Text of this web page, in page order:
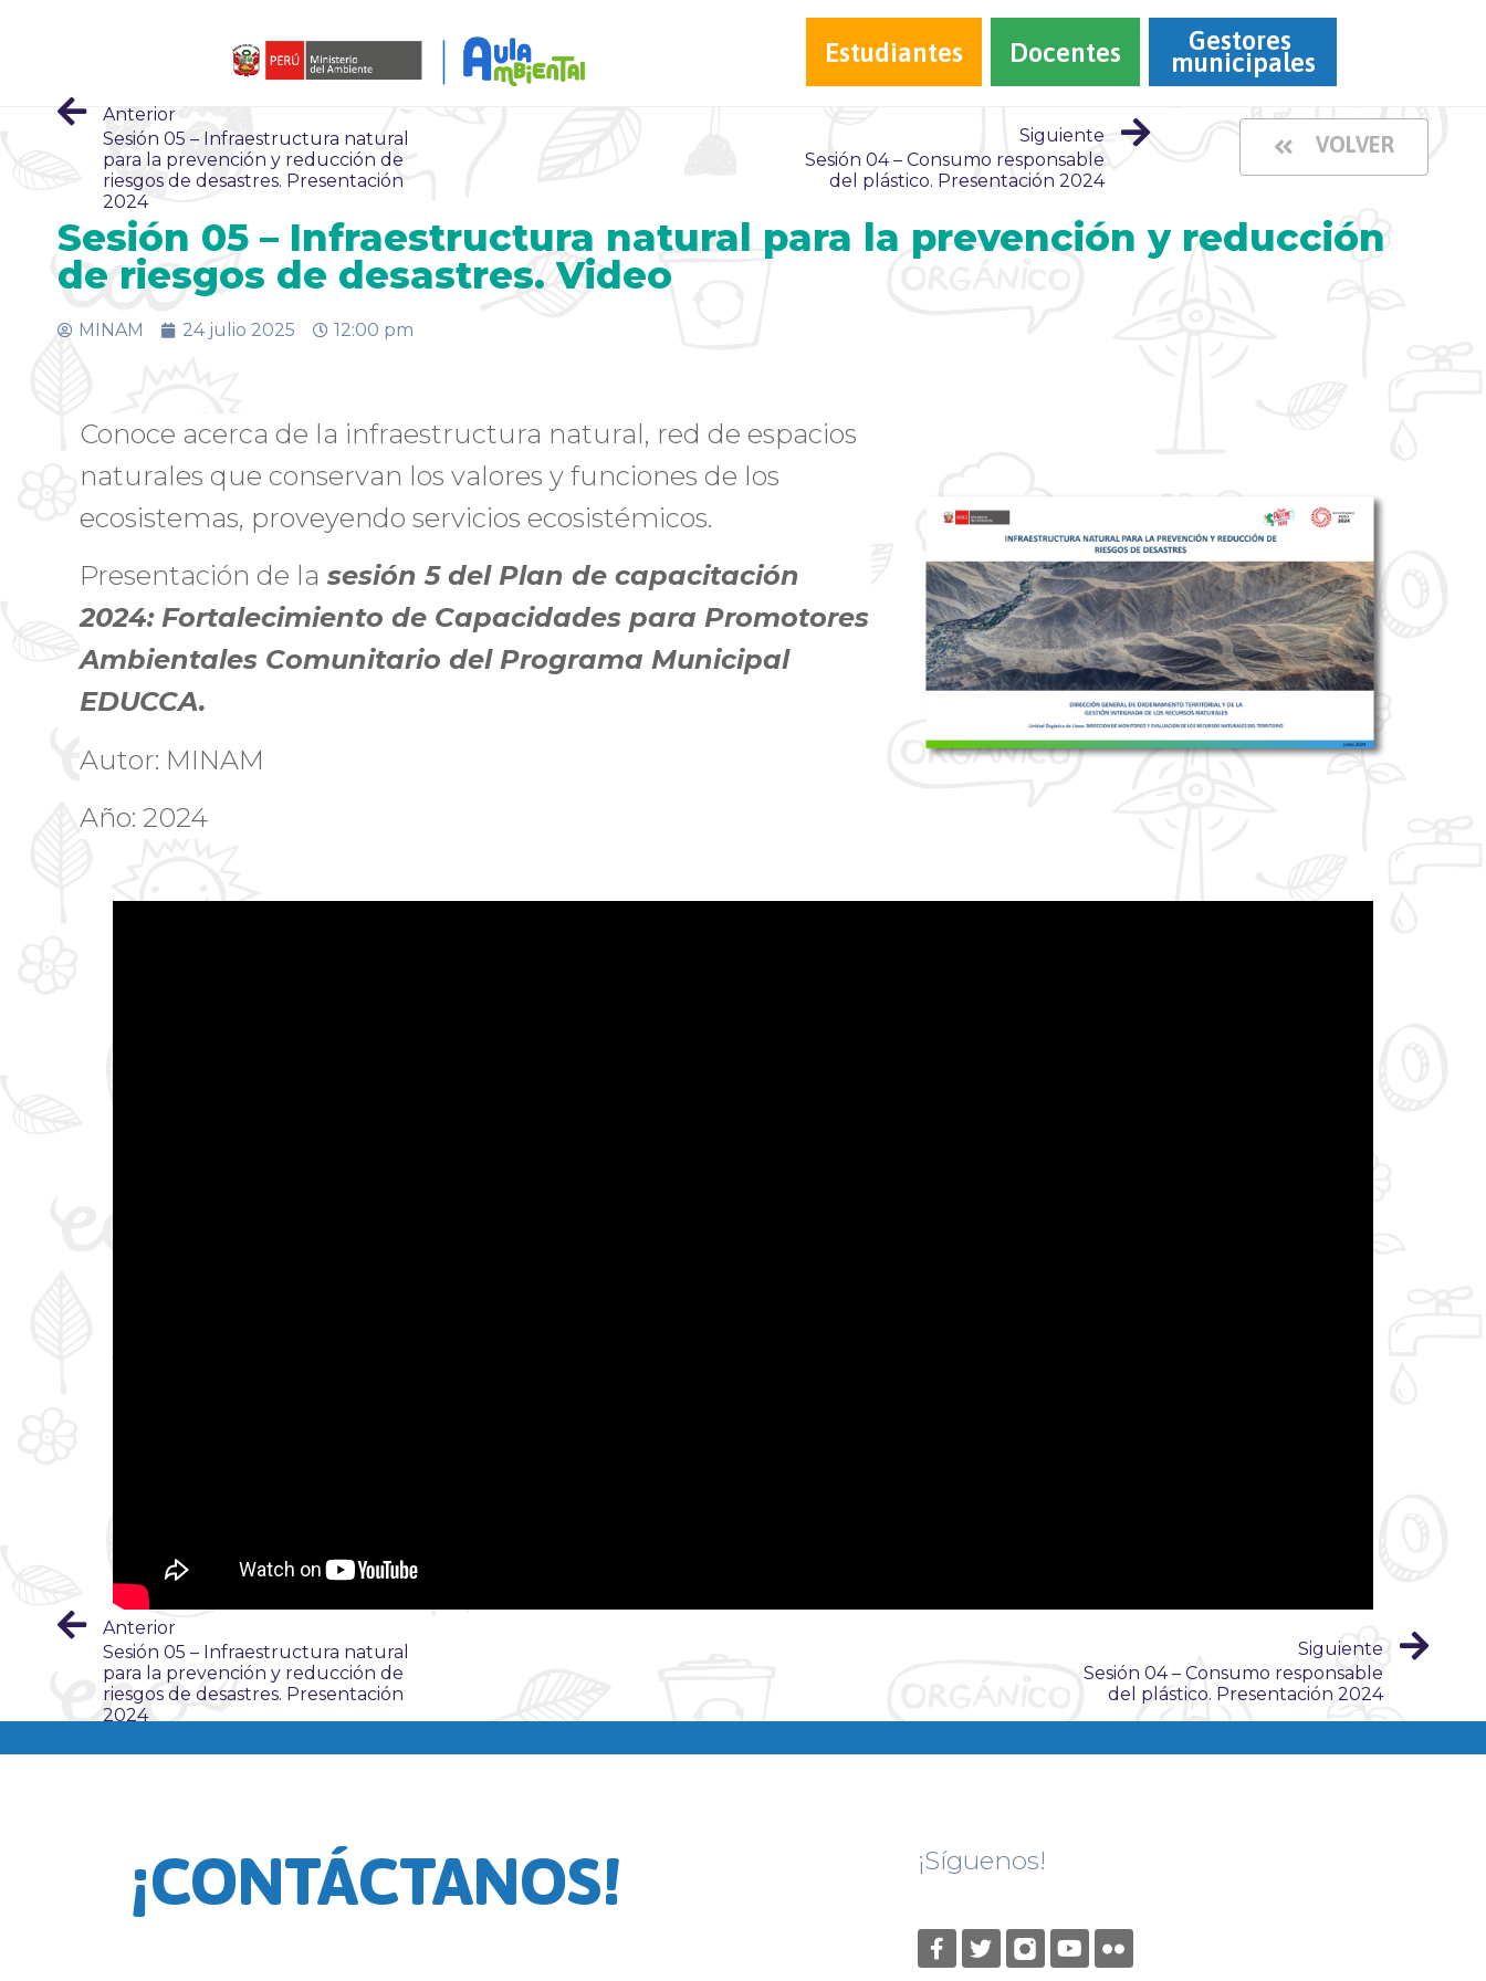
Estudiantes Docentes Gestores
municipales
Anterior
Sesión 05 – Infraestructura natural
para la prevención y reducción de
riesgos de desastres. Presentación
2024
Siguiente
Sesión 04 – Consumo responsable
del plástico. Presentación 2024
VOLVER
Sesión 05 – Infraestructura natural para la prevención y reducción
de riesgos de desastres. Video
MINAM 24 julio 2025 12:00 pm
Conoce acerca de la infraestructura natural, red de espacios
naturales que conservan los valores y funciones de los
ecosistemas, proveyendo servicios ecosistémicos.
Presentación de la sesión 5 del Plan de capacitación
2024: Fortalecimiento de Capacidades para Promotores
Ambientales Comunitario del Programa Municipal
EDUCCA.
Autor: MINAM
Año: 2024
Anterior
Sesión 05 – Infraestructura natural
para la prevención y reducción de
riesgos de desastres. Presentación
2024
Siguiente
Sesión 04 – Consumo responsable
del plástico. Presentación 2024
¡CONTÁCTANOS! ¡Síguenos!